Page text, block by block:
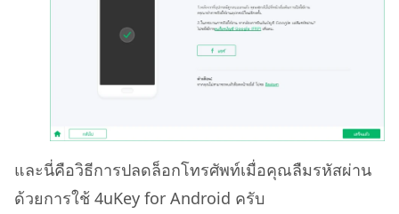
และนี่คือวิธีการปลดล็อกโทรศัพท์เมื่อคุณลืมรหัสผ่าน
ด้วยการใช้ 4uKey for Android ครับ